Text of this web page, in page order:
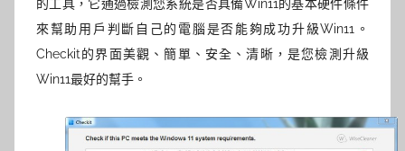
的工具，它通過檢測您系統是否具備Win11的基本硬件條件
來幫助用戶判斷自己的電腦是否能夠成功升級Win11。
Checkit的界面美觀、簡單、安全、清晰，是您檢測升級
Win11最好的幫手。